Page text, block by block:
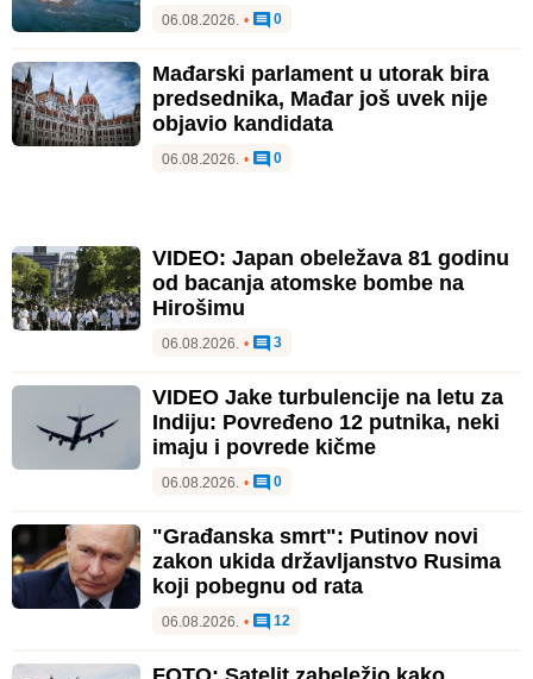
06.08.2026. • 0
Mađarski parlament u utorak bira
predsednika, Mađar još uvek nije
objavio kandidata
06.08.2026. • 0
VIDEO: Japan obeležava 81 godinu
od bacanja atomske bombe na
Hirošimu
06.08.2026. • 3
VIDEO Jake turbulencije na letu za
Indiju: Povređeno 12 putnika, neki
imaju i povrede kičme
06.08.2026. • 0
"Građanska smrt": Putinov novi
zakon ukida državljanstvo Rusima
koji pobegnu od rata
06.08.2026. • 12